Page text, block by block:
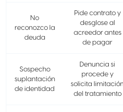
No
reconozco la
deuda
Pide contrato y
desglose al
acreedor antes
de pagar
Sospecho
suplantación
de identidad
Denuncia si
procede y
solicita
del tratamiento